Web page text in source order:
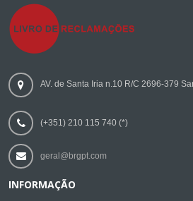
AV. de Santa Iria n.10 R/C 2696-379
(+351) 210 115 740 (*)
geral@brgpt.com
INFORMAÇÃO